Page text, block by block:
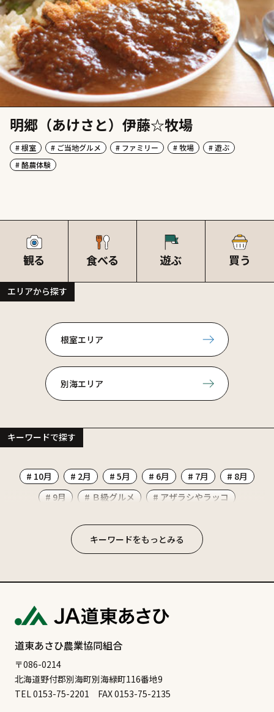
明郷（あけさと）伊藤☆牧場
# 根室 # ご当地グルメ # ファミリー # 牧場
# 遊ぶ
# 酪農体験
観る 食べる 遊ぶ 買う
エリアから探す
根室エリア
別海エリア
キーワードで探す
# 10月 # 2月 # 5月 # 6月 # 7月
# 8月
# 9月
# Ｂ級グルメ
# アザラシやラッコ
# カレー # ごはん系
# コンビニ
# ソフトクリーム
# ディナー # のむ
# ビーフ
# マーボラーメン
# マラソン # ラーメン
# ワカサギ釣り
# 別海のオススメ食べ物
# 和菓子
# 四角い太陽
キーワードをもっとみる
道東あさひ農業協同組合
〒086-0214
北海道野付郡別海町別海緑町116番地9
TEL 0153-75-2201 FAX 0153-75-2135